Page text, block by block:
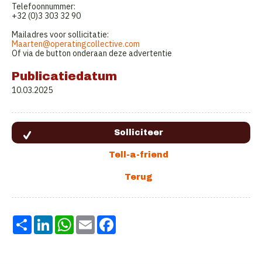
Telefoonnummer:
+32 ‪(0)3 303 32 90‬
Mailadres voor sollicitatie:
Maarten@operatingcollective.com
Of via de button onderaan deze advertentie
Publicatiedatum
10.03.2025
Share LinkedInWhatsApp
Email